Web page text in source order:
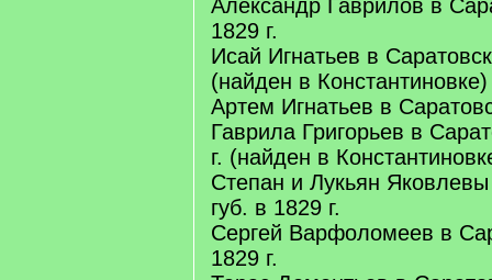
Александр Гаврилов в
1829 г.
Исай Игнатьев в
(найден в Константиновке)
Артем Игнатьев в
Гаврила Григорьев в
г. (найден в
Степан и Лукьян
губ. в 1829 г.
Сергей Варфоломеев в
1829 г.